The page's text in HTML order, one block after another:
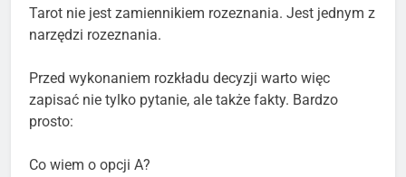
Tarot nie jest zamiennikiem rozeznania. Jest jednym z
narzędzi rozeznania.
Przed wykonaniem rozkładu decyzji warto więc
zapisać nie tylko pytanie, ale także fakty. Bardzo
prosto:
Co wiem o opcji A?